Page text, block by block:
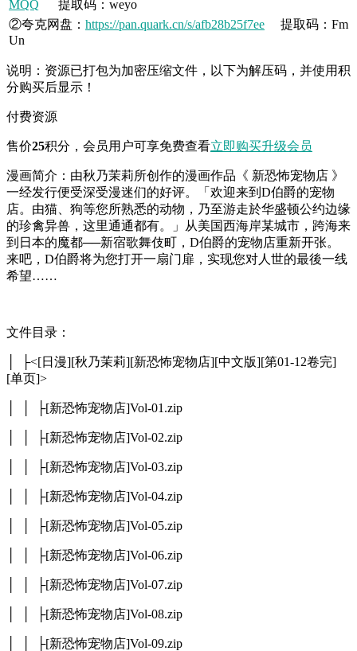
MQQ 提取码：weyo
②夸克网盘： https://pan.quark.cn/s/afb28b25f7ee 提取码：Fm
Un
说明：资源已打包为加密压缩文件，以下为解压码，并使用积
分购买后显示！
付费资源
售价25积分 ，会员用户可享免费查看立即购买升级会员
漫画简介：由秋乃茉莉所创作的漫画作品《 新恐怖宠物店 》
一经发行便受深受漫迷们的好评。「欢迎来到D伯爵的宠物
店。由猫、狗等您所熟悉的动物，乃至游走於华盛顿公约边缘
的珍禽异兽，这里通通都有。」从美国西海岸某城市，跨海来
到日本的魔都──新宿歌舞伎町，D伯爵的宠物店重新开张。
来吧，D伯爵将为您打开一扇门扉，实现您对人世的最後一线
希望……
文件目录：
│ ├<[日漫][秋乃茉莉][新恐怖宠物店][中文版][第01-12卷完]
[单页]>
│ │ ├[新恐怖宠物店]Vol-01.zip
│ │ ├[新恐怖宠物店]Vol-02.zip
│ │ ├[新恐怖宠物店]Vol-03.zip
│ │ ├[新恐怖宠物店]Vol-04.zip
│ │ ├[新恐怖宠物店]Vol-05.zip
│ │ ├[新恐怖宠物店]Vol-06.zip
│ │ ├[新恐怖宠物店]Vol-07.zip
│ │ ├[新恐怖宠物店]Vol-08.zip
│ │ ├[新恐怖宠物店]Vol-09.zip